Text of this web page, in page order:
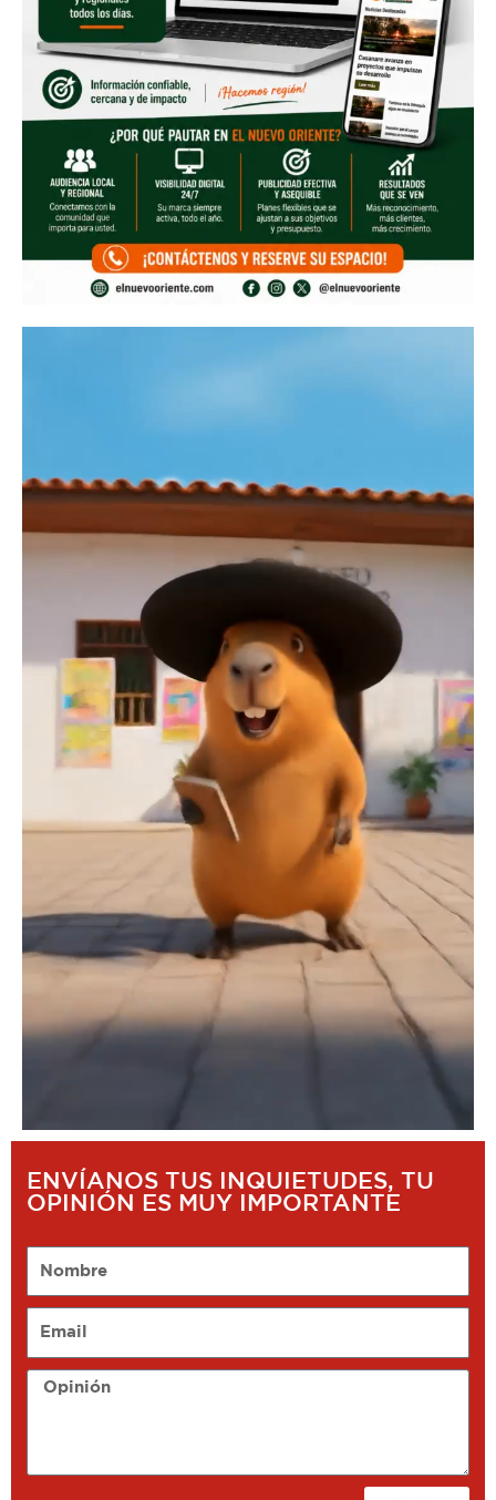
ENVÍANOS TUS INQUIETUDES, TU
OPINIÓN ES MUY IMPORTANTE
Opinión